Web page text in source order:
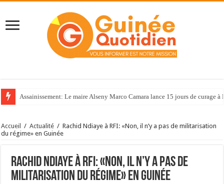
Assainissement: Le maire Alseny Marco Camara lance 15 jours de curage à
Accueil / Actualité / Rachid Ndiaye à RFI: «Non, il n’y a pas de militarisation
du régime» en Guinée
Rachid Ndiaye à RFI: «Non, il n’y a pas de
militarisation du régime» en Guinée